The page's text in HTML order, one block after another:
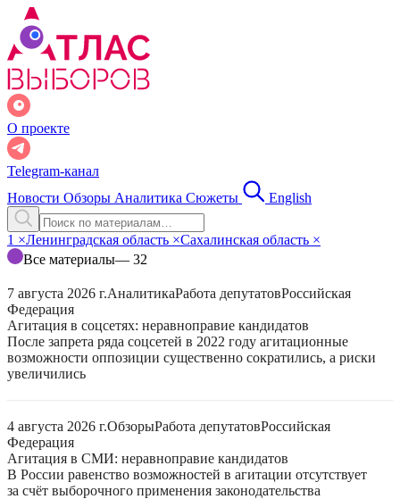
О проекте
Telegram-канал
Новости Обзоры Аналитика Сюжеты English
1 ×Ленинградская область ×Сахалинская область ×
Все материалы— 32
7 августа 2026 г.АналитикаРабота депутатовРоссийская
Федерация
Агитация в соцсетях: неравноправие кандидатов
После запрета ряда соцсетей в 2022 году агитационные
возможности оппозиции существенно сократились, а риски
увеличились
4 августа 2026 г.ОбзорыРабота депутатовРоссийская
Федерация
Агитация в СМИ: неравноправие кандидатов
В России равенство возможностей в агитации отсутствует
за счёт выборочного применения законодательства